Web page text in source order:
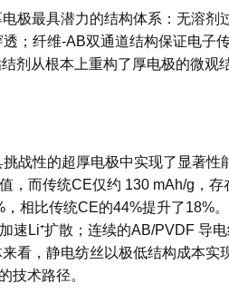
极最具潜力的结构体系：无溶剂
；纤维-AB双通道结构保证电子
剂从根本上重构了厚电极的微观
战性的超厚电极中实现了显著性
，而传统CE仅约 130 mAh/g，存
相比传统CE的44%提升了18%
速Li⁺扩散；连续的AB/PVDF 导
看，静电纺丝以极低结构成本实
技术路径。